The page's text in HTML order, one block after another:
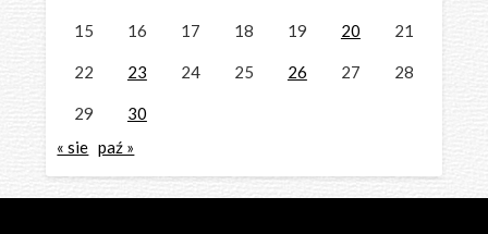
15 16 17 18 19 20 21
22 23 24 25 26 27 28
29
30
« sie paź »